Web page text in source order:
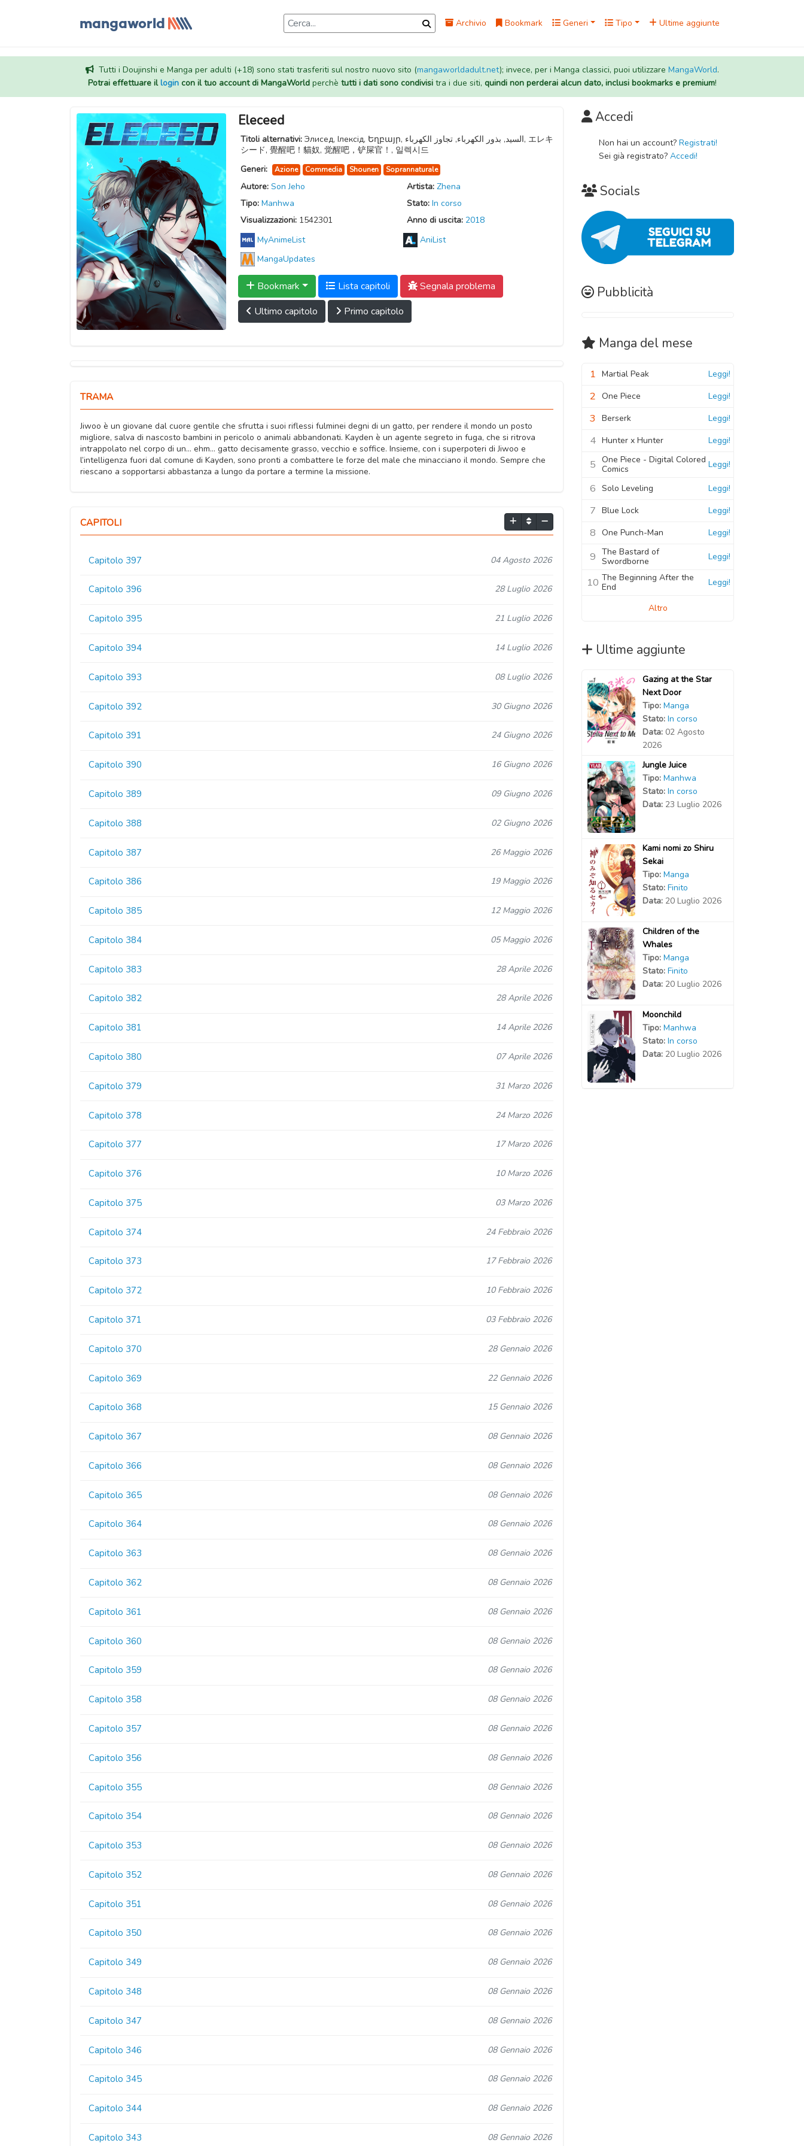
Archivio Bookmark Generi Tipo Ultime aggiunte
Tutti i Doujinshi e Manga per adulti (+18) sono stati trasferiti sul nostro nuovo sito (mangaworldadult.net); invece, per i Manga classici, puoi utilizzare MangaWorld.
Potrai effettuare illogincon il tuo account di MangaWorldperchè tutti i dati sono condivisitra i due siti, quindi non perderai alcun dato, inclusi bookmarks e premium!
Eleceed
Titoli alternativi: Элисед, Ілексід, Եղբայր, السید, بذور الكهرباء, تجاوز الكهرباء, エレキ
シード, 覺醒吧！貓奴, 觉醒吧，铲屎官！, 일렉시드
Generi:
Azione Commedia Shounen Soprannaturale
Autore: Son Jeho Artista: Zhena
Tipo: Manhwa Stato: In corso
Visualizzazioni: 1542301 Anno di uscita: 2018
MyAnimeList
AniList
MangaUpdates
Bookmark Lista capitoli
Segnala problema
Ultimo capitolo
Primo capitolo
TRAMA
Jiwoo è un giovane dal cuore gentile che sfrutta i suoi riflessi fulminei degni di un gatto, per rendere il mondo un posto
migliore, salva di nascosto bambini in pericolo o animali abbandonati. Kayden è un agente segreto in fuga, che si ritrova
intrappolato nel corpo di un… ehm… gatto decisamente grasso, vecchio e soffice. Insieme, con i superpoteri di Jiwoo e
l’intelligenza fuori dal comune di Kayden, sono pronti a combattere le forze del male che minacciano il mondo. Sempre che
riescano a sopportarsi abbastanza a lungo da portare a termine la missione.
CAPITOLI
Capitolo 397 04 Agosto 2026
Capitolo 396 28 Luglio 2026
Capitolo 395 21 Luglio 2026
Capitolo 394 14 Luglio 2026
Capitolo 393 08 Luglio 2026
Capitolo 392 30 Giugno 2026
Capitolo 391 24 Giugno 2026
Capitolo 390 16 Giugno 2026
Capitolo 389 09 Giugno 2026
Capitolo 388 02 Giugno 2026
Capitolo 387 26 Maggio 2026
Capitolo 386 19 Maggio 2026
Capitolo 385 12 Maggio 2026
Capitolo 384 05 Maggio 2026
Capitolo 383 28 Aprile 2026
Capitolo 382 28 Aprile 2026
Capitolo 381 14 Aprile 2026
Capitolo 380 07 Aprile 2026
Capitolo 379 31 Marzo 2026
Capitolo 378 24 Marzo 2026
Capitolo 377 17 Marzo 2026
Capitolo 376 10 Marzo 2026
Capitolo 375 03 Marzo 2026
Capitolo 374 24 Febbraio 2026
Capitolo 373 17 Febbraio 2026
Capitolo 372 10 Febbraio 2026
Capitolo 371 03 Febbraio 2026
Capitolo 370 28 Gennaio 2026
Capitolo 369 22 Gennaio 2026
Capitolo 368 15 Gennaio 2026
Capitolo 367 08 Gennaio 2026
Capitolo 366 08 Gennaio 2026
Capitolo 365 08 Gennaio 2026
Capitolo 364 08 Gennaio 2026
Capitolo 363 08 Gennaio 2026
Capitolo 362 08 Gennaio 2026
Capitolo 361 08 Gennaio 2026
Capitolo 360 08 Gennaio 2026
Capitolo 359 08 Gennaio 2026
Capitolo 358 08 Gennaio 2026
Capitolo 357 08 Gennaio 2026
Capitolo 356 08 Gennaio 2026
Capitolo 355 08 Gennaio 2026
Capitolo 354 08 Gennaio 2026
Capitolo 353 08 Gennaio 2026
Capitolo 352 08 Gennaio 2026
Capitolo 351 08 Gennaio 2026
Capitolo 350 08 Gennaio 2026
Capitolo 349 08 Gennaio 2026
Capitolo 348 08 Gennaio 2026
Capitolo 347 08 Gennaio 2026
Capitolo 346 08 Gennaio 2026
Capitolo 345 08 Gennaio 2026
Capitolo 344 08 Gennaio 2026
Capitolo 343 08 Gennaio 2026
Accedi
Non hai un account? Registrati!
Sei già registrato? Accedi!
Socials
Pubblicità
Manga del mese
1 Martial Peak Leggi!
2 One Piece Leggi!
3 Berserk Leggi!
4 Hunter x Hunter Leggi!
5 One Piece - Digital Colored
Comics
Leggi!
6 Solo Leveling Leggi!
7 Blue Lock Leggi!
8 One Punch-Man Leggi!
9 The Bastard of
Swordborne
Leggi!
10 The Beginning After the
End
Leggi!
Altro
Ultime aggiunte
Gazing at the Star
Next Door
Tipo: Manga
Stato: In corso
Data: 02 Agosto
2026
Jungle Juice
Tipo: Manhwa
Stato: In corso
Data: 23 Luglio 2026
Kami nomi zo Shiru
Sekai
Tipo: Manga
Stato: Finito
Data: 20 Luglio 2026
Children of the
Whales
Tipo: Manga
Stato: Finito
Data: 20 Luglio 2026
Moonchild
Tipo: Manhwa
Stato: In corso
Data: 20 Luglio 2026